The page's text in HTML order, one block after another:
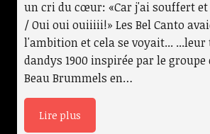
un cri du cœur: «Car j'ai souffert
/ Oui oui ouiiiii!» Les Bel Canto
l'ambition et cela se voyait... ...leur
dandys 1900 inspirée par le
Beau Brummels en…
Lire plus